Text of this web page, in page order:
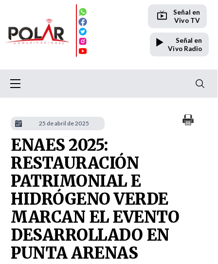
Señal en
Vivo TV
Señal en
Vivo Radio
ENAES 2025:
RESTAURACIÓN
PATRIMONIAL E
HIDRÓGENO VERDE
MARCAN EL EVENTO
DESARROLLADO EN
PUNTA ARENAS
25 de abril de 2025